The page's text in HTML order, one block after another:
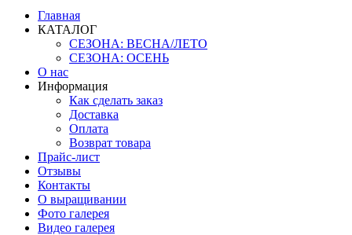
Главная
КАТАЛОГ
СЕЗОНА: ВЕСНА/ЛЕТО
СЕЗОНА: ОСЕНЬ
О нас
Информация
Как сделать заказ
Доставка
Оплата
Возврат товара
Прайс-лист
Отзывы
Контакты
О выращивании
Фото галерея
Видео галерея